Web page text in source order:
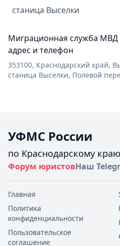
станица Выселки
Миграционная служба МВД
адрес и телефон
353100, Краснодарский край,
станица Выселки, Полевой
УФМС России
по Краснодарскому краю
Форум юристовНаш
Главная
Политика
конфиденциальности
Пользовательское
соглашение